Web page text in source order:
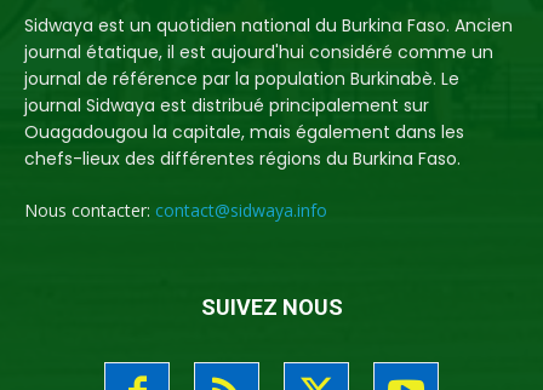
Sidwaya est un quotidien national du Burkina Faso. Ancien
journal étatique, il est aujourd'hui considéré comme un
journal de référence par la population Burkinabè. Le
journal Sidwaya est distribué principalement sur
Ouagadougou la capitale, mais également dans les
chefs-lieux des différentes régions du Burkina Faso.
Nous contacter: contact@sidwaya.info
SUIVEZ NOUS